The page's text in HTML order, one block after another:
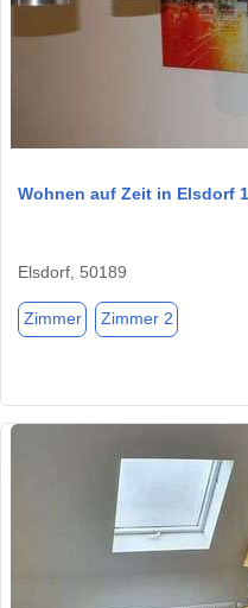
Wohnen auf Zeit in Elsdorf
Elsdorf, 50189
Zimmer Zimmer 2